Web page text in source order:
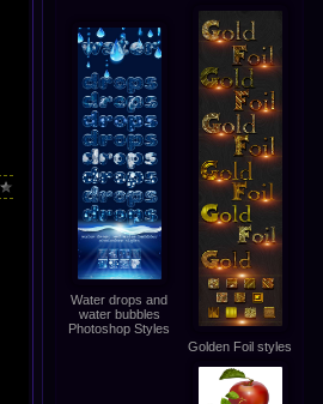
Water drops and
water bubbles
Photoshop Styles
Golden Foil styles